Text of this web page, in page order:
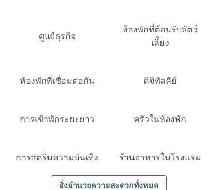
ศูนย์ธุรกิจ
ห้องพักที่ต้อนรับสัตว์
เลี้ยง
ห้องพักที่เชื่อมต่อกัน ดิจิทัลคีย์
การเข้าพักระยะยาว ครัวในห้องพัก
การสตรีมความบันเทิง ร้านอาหารในโรงแรม
สิ่งอํานวยความสะดวกทั้งหมด